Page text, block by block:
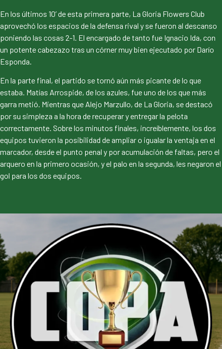
En los últimos 10’ de esta primera parte, La Gloria Flowers Club
aprovechó los espacios de la defensa rival y se fueron al descanso
poniendo las cosas 2-1. El encargado de tanto fue Ignacio Ida, con
un potente cabezazo tras un córner muy bien ejecutado por Darío
Esponda.
En la parte final, el partido se tornó aún más picante de lo que
estaba. Matías Arrospide, de los azules, fue uno de los que más
garra metió. Mientras que Alejo Marzullo, de La Gloria, se destacó
por su simpleza a la hora de recuperar y entregar la pelota
correctamente. Sobre los minutos finales, increíblemente, los dos
equipos tuvieron la posibilidad de ampliar o igualar la ventaja en el
marcador, desde el punto penal y por acumulación de faltas, pero el
arquero en la primero ocasión, y el palo en la segunda, les negaron el
gol para los dos equipos.